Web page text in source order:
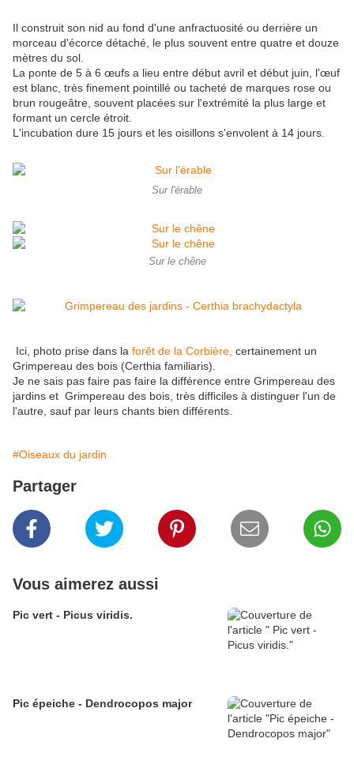
Il construit son nid au fond d'une anfractuosité ou derrière un
morceau d'écorce détaché, le plus souvent entre quatre et douze
mètres du sol.
La ponte de 5 à 6 œufs a lieu entre début avril et début juin, l'œuf
est blanc, très finement pointillé ou tacheté de marques rose ou
brun rougeâtre, souvent placées sur l'extrémité la plus large et
formant un cercle étroit.
L'incubation dure 15 jours et les oisillons s'envolent à 14 jours.
Sur l'érable
Sur le chêne
Ici, photo prise dans la forêt de la Corbière, certainement un
Grimpereau des bois (Certhia familiaris).
Je ne sais pas faire pas faire la différence entre Grimpereau des
jardins et Grimpereau des bois, très difficiles à distinguer l'un de
l'autre, sauf par leurs chants bien différents.
#Oiseaux du jardin
Partager
Vous aimerez aussi
Pic vert - Picus viridis.
Pic épeiche - Dendrocopos major